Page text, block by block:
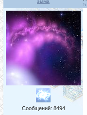
эмма
5
Сообщений: 8494